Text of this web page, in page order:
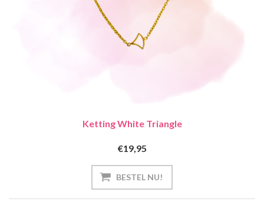
Ketting White Triangle
€19,95